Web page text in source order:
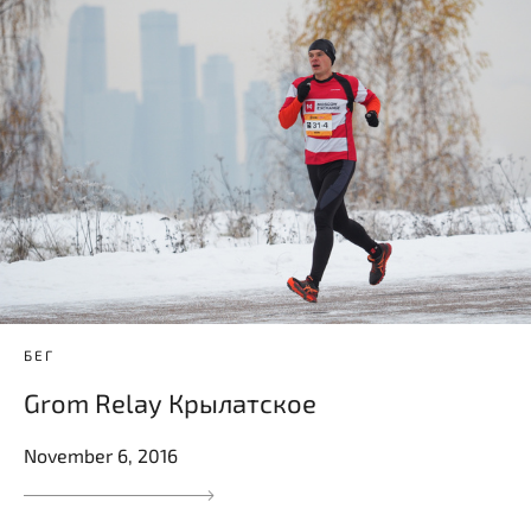
БЕГ
Grom Relay Крылатское
November 6, 2016